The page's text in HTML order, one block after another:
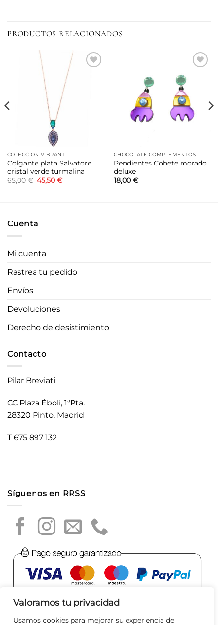
Valoramos tu privacidad
Usamos cookies para mejorar su experiencia de
PRODUCTOS RELACIONADOS
COLECCIÓN VIBRANT
Colgante plata Salvatore
cristal verde turmalina
65,00€ El
precio
45,50 €El
deseos
CHOCOLATE COMPLEMENTOS
Pendientes Cohete morado
deluxe
18,00 €
Cuenta
Mi cuenta
Rastrea tu pedido
Envíos
Devoluciones
Derecho de desistimiento
Contacto
Pilar Breviati
CC Plaza Éboli, 1ªPta.
28320 Pinto. Madrid
T 675 897 132
Síguenos en RRSS